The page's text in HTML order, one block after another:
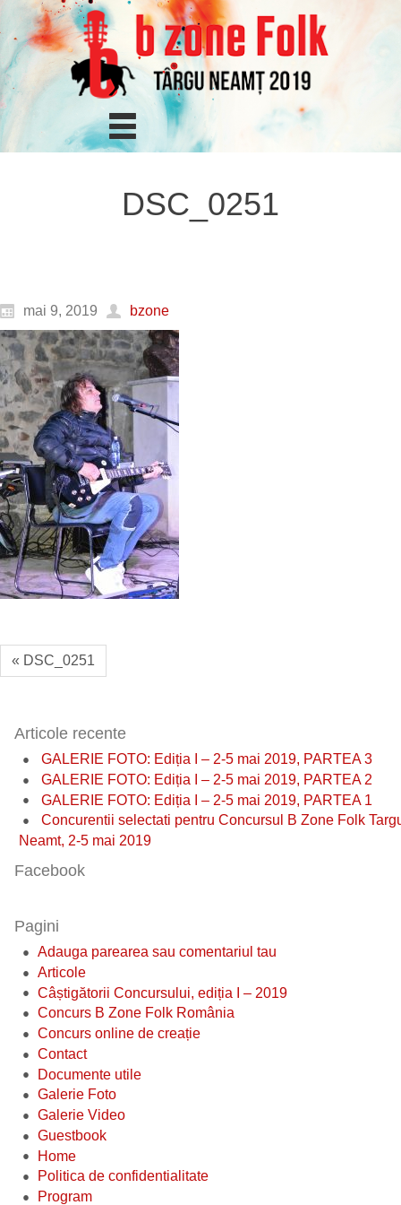
DSC_0251
mai 9, 2019 bzone
« DSC_0251
Articole recente
GALERIE FOTO: Ediția I – 2-5 mai 2019, PARTEA 3
GALERIE FOTO: Ediția I – 2-5 mai 2019, PARTEA 2
GALERIE FOTO: Ediția I – 2-5 mai 2019, PARTEA 1
Concurentii selectati pentru Concursul B Zone Folk
Neamt, 2-5 mai 2019
Facebook
Pagini
Adauga parearea sau comentariul tau
Articole
Câștigătorii Concursului, ediția I – 2019
Concurs B Zone Folk România
Concurs online de creație
Contact
Documente utile
Galerie Foto
Galerie Video
Guestbook
Home
Politica de confidentialitate
Program